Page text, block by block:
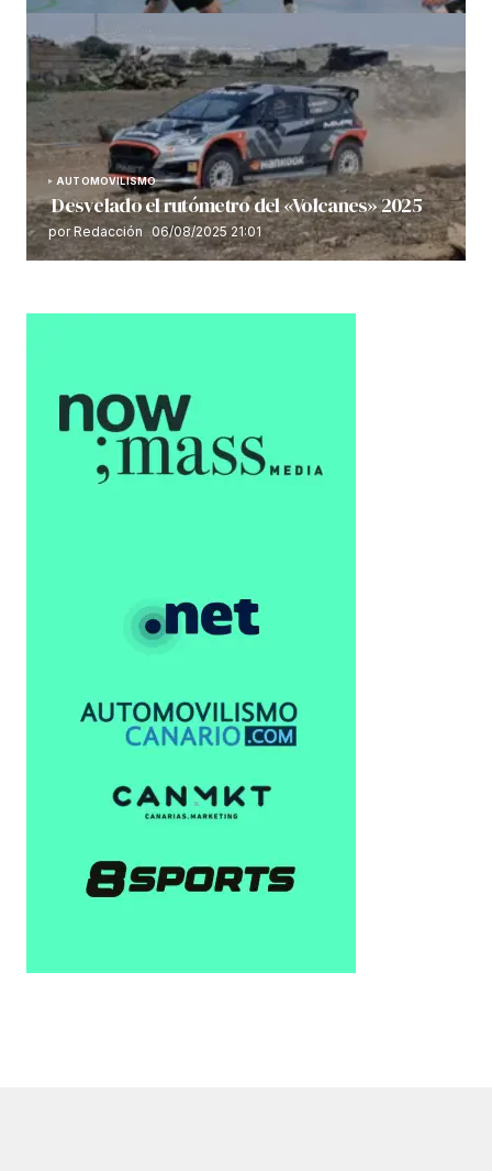
AUTOMOVILISMO
Desvelado el rutómetro del «Volcanes» 2025
por Redacción 06/08/2025 21:01